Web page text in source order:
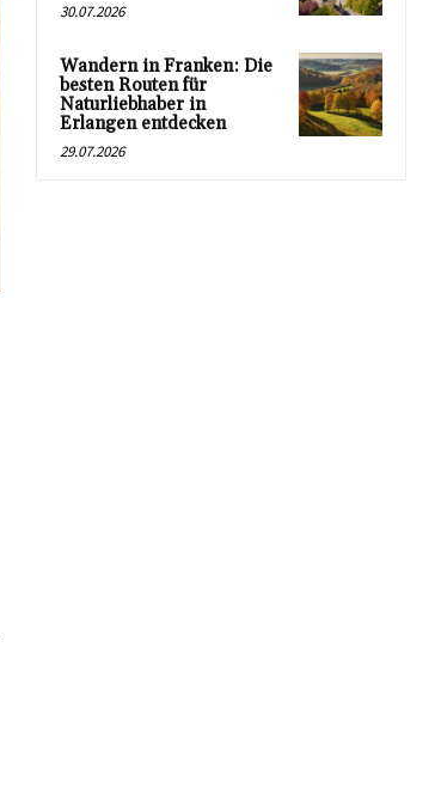
30.07.2026
Wandern in Franken: Die
besten Routen für
Naturliebhaber in
Erlangen entdecken
29.07.2026